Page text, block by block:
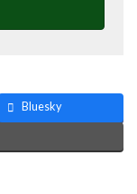
Bluesky